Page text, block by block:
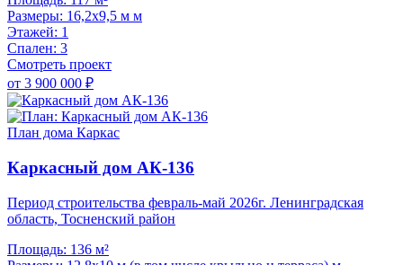
Размеры: 16,2х9,5 м м
Этажей: 1
Спален: 3
Смотреть проект
от 3 900 000 ₽
План дома Каркас
Каркасный дом АК-136
Период строительства февраль-май 2026г. Ленинградская
область, Тосненский район
Площадь: 136 м²